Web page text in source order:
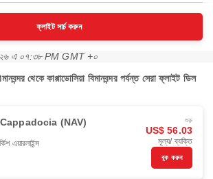
ফ্লাইট সার্চ করুন
এ ০৭:৩৮ PM GMT +০
থেকে কাপ্পাডোসিয়া বিমানবন্দর পর্যন্ত সেরা ফ্লাইট ডিল
Cappadocia (NAV)
এয়ারলাইন্স
শুরু
US$ 56.03
মূল্য/ ব্যক্তি
বুক করুন